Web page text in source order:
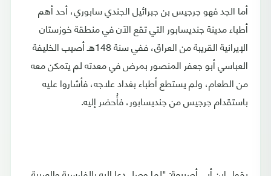
أما الجد فهو جرجيس بن جبرائيل الجندي سابوري، أحد أهم
أطباء مدينة جنديسابور التي تقع الآن في منطقة خوزستان
الإيرانية القريبة من العراق، ففي سنة 148هـ أصيب الخليفة
العباسي أبو جعفر المنصور بمرض في معدته لم يتمكن معه
من الطعام، ولم يستطع أطباء بغداد علاجه، فأشاروا عليه
باستقدام جرجيس من جنديسابور، فأُحضر إليه.